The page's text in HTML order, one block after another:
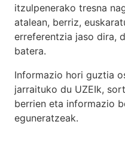
itzulpenerako tresna
atalean, berriz,
erreferentzia jaso dira,
batera.
Informazio hori guztia
jarraituko du UZEIk,
berrien eta informazio
eguneratzeak.